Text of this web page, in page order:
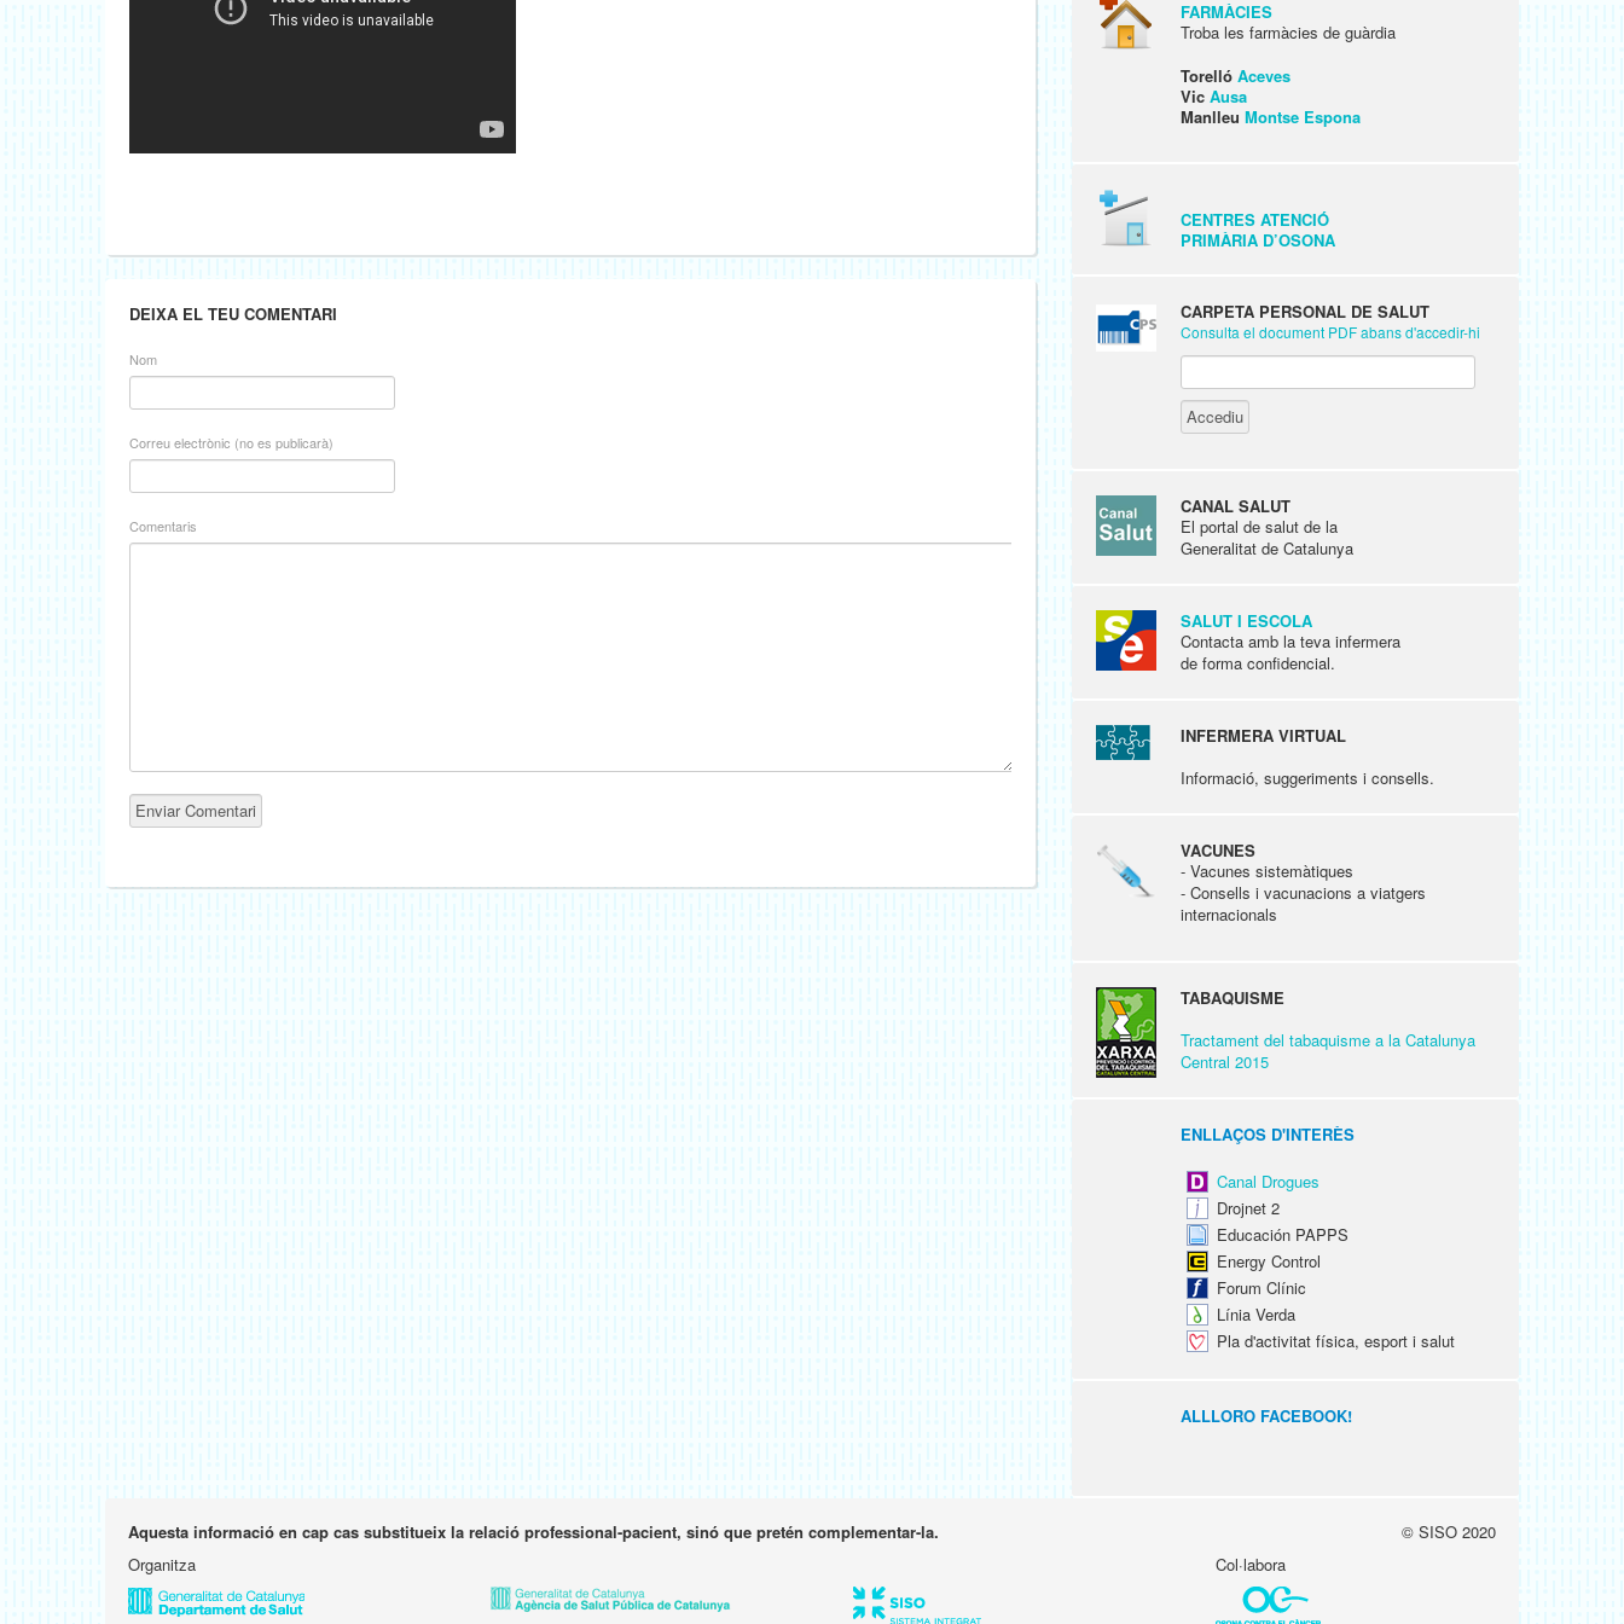
DEIXA EL TEU COMENTARI
Nom
Correu electrònic (no es publicarà)
Comentaris
FARMÀCIES
Troba les farmàcies de guàrdia
Torelló Aceves
Vic Ausa
Manlleu Montse Espona
CENTRES ATENCIÓ
PRIMÀRIA D’OSONA
CARPETA PERSONAL DE SALUT
Consulta el document PDF abans d'accedir-hi
CANAL SALUT
El portal de salut de la
Generalitat de Catalunya
SALUT I ESCOLA
Contacta amb la teva infermera
de forma confidencial.
INFERMERA VIRTUAL
Informació, suggeriments i consells.
VACUNES
- Vacunes sistemàtiques
- Consells i vacunacions a viatgers
internacionals
TABAQUISME
Tractament del tabaquisme a la Catalunya
Central 2015
ENLLAÇOS D'INTERÈS
Canal Drogues
Drojnet 2
Educación PAPPS
Energy Control
Forum Clínic
Línia Verda
Pla d'activitat física, esport i salut
ALLLORO FACEBOOK!
Aquesta informació en cap cas substitueix la relació professional-pacient, sinó que pretén complementar-la.
© SISO 2020
Organitza
Col·labora